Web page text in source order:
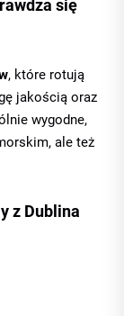
się
, które rotują
jakością oraz
wygodne,
ale też
z Dublina